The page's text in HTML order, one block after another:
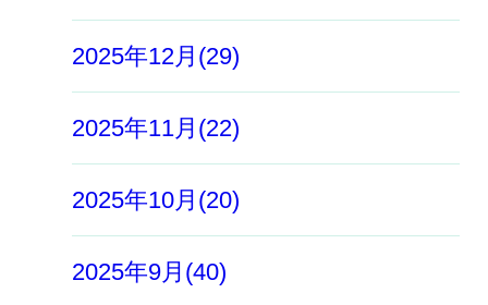
2025年12月(29)
2025年11月(22)
2025年10月(20)
2025年9月(40)